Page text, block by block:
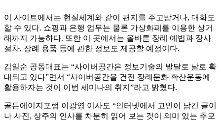
이 사이트에서는 현실세계와 같이 편지를 주고받거나, 대화도
할 수 있다. 쇼핑과 은행 업무는 물론 가상화폐를 이용한 상거
래까지 가능하다. 또한 이 곳에서는 올바른 장례 예법과 장사
절차, 장례 용품 등에 관한 정보도 제공할 예정이다.
김일순 공동대표는 “사이버공간은 정보기술의 발달로 날로 확
대되고 있다”면서 “사이버공간을 건전 장례문화 확산운동에
활용하자는 것이 이번 세미나의 취지”라고 밝혔다.
골든에이지포럼 이광영 이사도 “인터넷에서 고인이 남긴 글이
나 사진, 상주의 인사를 차분히 읽어 보는 것이 의미 있는 추모